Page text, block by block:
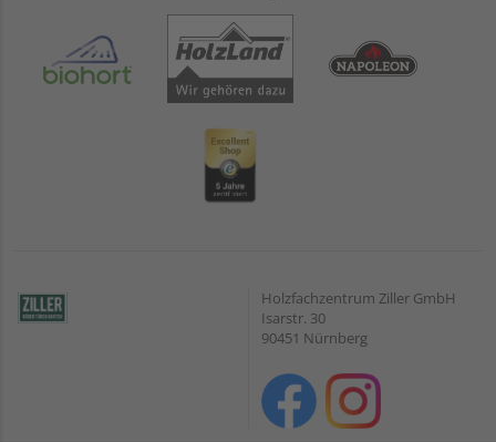
Holzfachzentrum Ziller GmbH
Isarstr. 30
90451 Nürnberg